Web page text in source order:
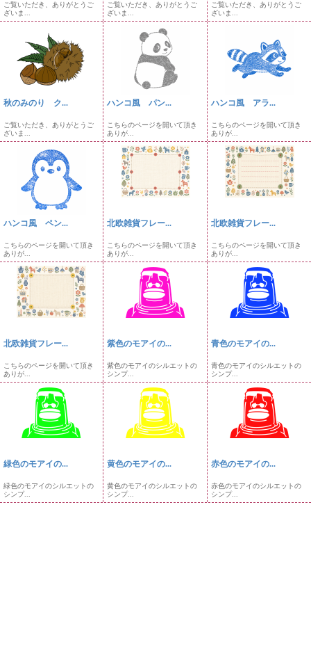
ご覧いただき、ありがとうご
ざいま...
ご覧いただき、ありがとうご
ざいま...
ご覧いただき、ありがとうご
ざいま...
秋のみのり ク...
ご覧いただき、ありがとうご
ざいま...
ハンコ風 パン...
こちらのページを開いて頂き
ありが...
ハンコ風 アラ...
こちらのページを開いて頂き
ありが...
ハンコ風 ペン...
こちらのページを開いて頂き
ありが...
北欧雑貨フレー...
こちらのページを開いて頂き
ありが...
北欧雑貨フレー...
こちらのページを開いて頂き
ありが...
北欧雑貨フレー...
こちらのページを開いて頂き
ありが...
紫色のモアイの...
紫色のモアイのシルエットの
シンプ...
青色のモアイの...
青色のモアイのシルエットの
シンプ...
緑色のモアイの...
緑色のモアイのシルエットの
シンプ...
黄色のモアイの...
黄色のモアイのシルエットの
シンプ...
赤色のモアイの...
赤色のモアイのシルエットの
シンプ...